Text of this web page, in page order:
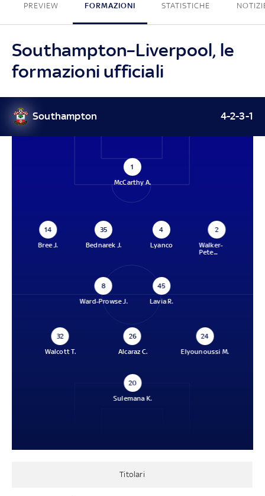
PREVIEW FORMAZIONI STATISTICHE
Southampton–Liverpool, le
formazioni ufficiali
Southampton 4-2-3-1
1
McCarthy A.
14
Bree J.
35
Bednarek J.
4
Lyanco
2
Walker-
Pete...
8
Ward-Prowse J.
45
Lavia R.
32
Walcott T.
26
Alcaraz C.
24
Elyounoussi M.
20
Sulemana K.
Titolari